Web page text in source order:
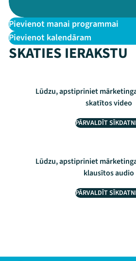
Pievienot manai programmai
Pievienot kalendāram
SKATIES IERAKSTU
Lūdzu, apstipriniet
skatītos video
PĀRVALDĪT
Lūdzu, apstipriniet
klausītos audio
PĀRVALDĪT